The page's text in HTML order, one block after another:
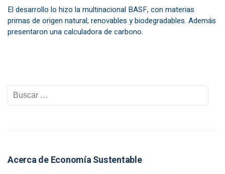
El desarrollo lo hizo la multinacional BASF, con materias
primas de origen natural, renovables y biodegradables. Además
presentaron una calculadora de carbono.
Acerca de Economía Sustentable